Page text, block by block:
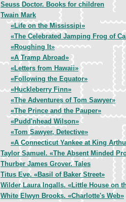
Seuss Doctor. Books for children
Twain Mark
«Life on the Mississipi»
«The Celebrated Jamping Frog of
«Roughing It»
«A Tramp Abroad»
«Letters from Hawaii»
«Following the Equator»
«Huckleberry Finn»
«The Adventures of Tom Sawyer»
«The Prince and the Pauper»
«Pudd'nhead Wilson»
«Tom Sawyer, Detective»
«A Connecticut Yankee at King
Taylor Samuel. «The Absent Minded
Thurber James Grover. Tales
Titus Eve. «Basil of Baker Street»
Wilder Laura Ingalls. «Little House оn
White Elwyn Brooks. «Charlotte's Web»